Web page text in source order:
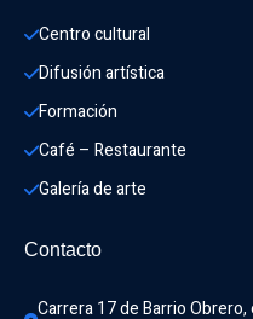
Centro cultural
Difusión artística
Formación
Café – Restaurante
Galería de arte
Contacto
Carrera 17 de Barrio